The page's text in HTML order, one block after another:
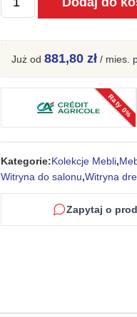
Elegancka
nowoczesna
Essentia
Już od 881,80 zł / mies.
Raty 0%
Kategorie:Kolekcje Mebli,
Witryna do salonu,Witryna
Zapytaj o